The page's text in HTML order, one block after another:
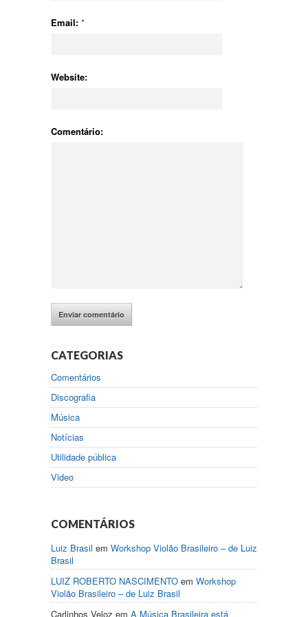
Email: *
Website:
Comentário:
CATEGORIAS
Comentários
Discografia
Música
Notícias
Utilidade pública
Video
COMENTÁRIOS
Luiz Brasil em Workshop Violão Brasileiro – de Luiz
Brasil
LUIZ ROBERTO NASCIMENTO em Workshop
Violão Brasileiro – de Luiz Brasil
Carlinhos Veloz em A Música Brasileira está